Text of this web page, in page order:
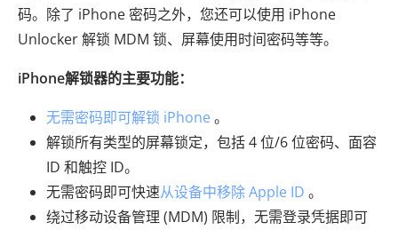
码。除了 iPhone 密码之外，您还可以使用 iPhone
Unlocker 解锁 MDM 锁、屏幕使用时间密码等等。
iPhone解锁器的主要功能：
无需密码即可解锁 iPhone 。
解锁所有类型的屏幕锁定，包括 4 位/6 位密码、面容
ID 和触控 ID。
无需密码即可快速从设备中移除 Apple ID 。
绕过移动设备管理 (MDM) 限制，无需登录凭据即可